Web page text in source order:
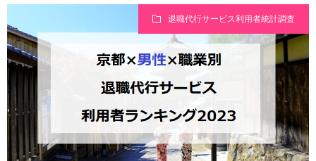
退職代行サービス利用者統計調査